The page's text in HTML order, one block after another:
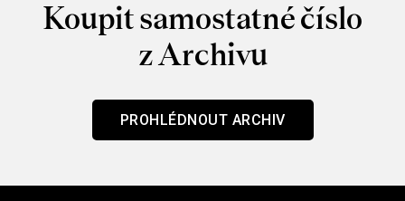
Koupit samostatné číslo
z Archivu
PROHLÉDNOUT ARCHIV